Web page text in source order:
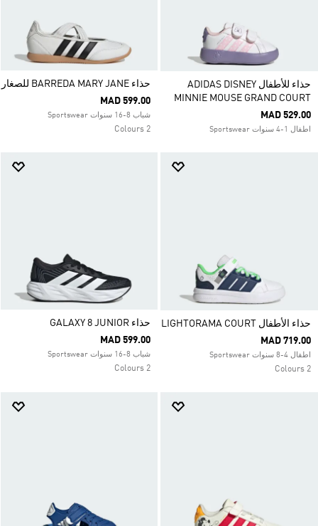
حذاء للأطفال ADIDAS DISNEY
MINNIE MOUSE GRAND COURT
MAD 529.00
اطفال 1-4 سنوات Sportswear
حذاء BARREDA MARY JANE للصغار
MAD 599.00
شباب 8-16 سنوات Sportswear
2 Colours
حذاء الأطفال LIGHTORAMA COURT
MAD 719.00
اطفال 4-8 سنوات Sportswear
2 Colours
حذاء GALAXY 8 JUNIOR
MAD 599.00
شباب 8-16 سنوات Sportswear
2 Colours